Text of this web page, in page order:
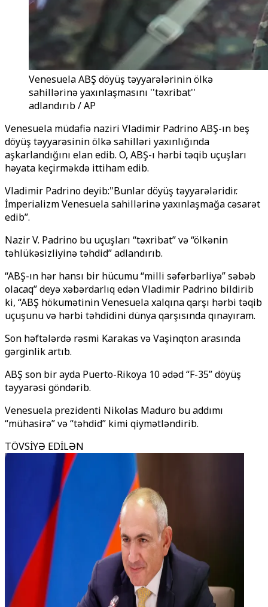
Venesuela ABŞ döyüş təyyarələrinin ölkə
sahillərinə yaxınlaşmasını ''təxribat''
adlandırıb / AP
Venesuela müdafiə naziri Vladimir Padrino ABŞ-ın beş
döyüş təyyarəsinin ölkə sahilləri yaxınlığında
aşkarlandığını elan edib. O, ABŞ-ı hərbi təqib uçuşları
həyata keçirməkdə ittiham edib.
Vladimir Padrino deyib:"Bunlar döyüş təyyarələridir.
İmperializm Venesuela sahillərinə yaxınlaşmağa cəsarət
edib’’.
Nazir V. Padrino bu uçuşları “təxribat” və “ölkənin
təhlükəsizliyinə təhdid” adlandırıb.
‘‘ABŞ-ın hər hansı bir hücumu “milli səfərbərliyə” səbəb
olacaq’’ deyə xəbərdarlıq edən Vladimir Padrino bildirib
ki, “ABŞ hökumətinin Venesuela xalqına qarşı hərbi təqib
uçuşunu və hərbi təhdidini dünya qarşısında qınayıram.
Son həftələrdə rəsmi Karakas və Vaşinqton arasında
gərginlik artıb.
ABŞ son bir ayda Puerto-Rikoya 10 ədəd “F-35” döyüş
təyyarəsi göndərib.
Venesuela prezidenti Nikolas Maduro bu addımı
“mühasirə” və “təhdid” kimi qiymətləndirib.
TÖVSİYƏ EDİLƏN